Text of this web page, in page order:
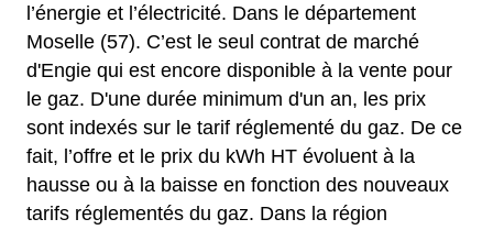
l’énergie et l’électricité. Dans le département
Moselle (57). C’est le seul contrat de marché
d'Engie qui est encore disponible à la vente pour
le gaz. D'une durée minimum d'un an, les prix
sont indexés sur le tarif réglementé du gaz. De ce
fait, l’offre et le prix du kWh HT évoluent à la
hausse ou à la baisse en fonction des nouveaux
tarifs réglementés du gaz. Dans la région